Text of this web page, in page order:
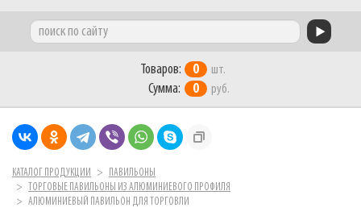
Товаров: 0 шт.
Сумма: 0 руб.
КАТАЛОГ ПРОДУКЦИИ
ПАВИЛЬОНЫ
ТОРГОВЫЕ ПАВИЛЬОНЫ ИЗ АЛЮМИНИЕВОГО ПРОФИЛЯ
АЛЮМИНИЕВЫЙ ПАВИЛЬОН ДЛЯ ТОРГОВЛИ